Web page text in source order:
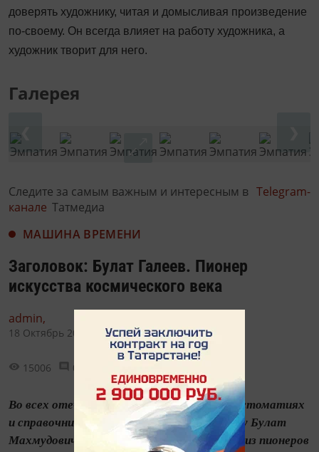
доверять художнику, читая и домысливая произведение
по-своему. Он всегда влияет на работу художника, а
художник творит для него.
Галерея
Следите за самым важным и интересным в Telegram-
канале Татмедиа
МАШИНА ВРЕМЕНИ
Заголовок: Булат Галеев. Пионер
искусства космического века
admin,
18 Октябрь 2020 - 08:51
15006 0
Во всех отечественных и зарубежных хрестоматиях
и справочниках по современному искусству Булат
Махмудович Галеев упоминается как один из пионеров